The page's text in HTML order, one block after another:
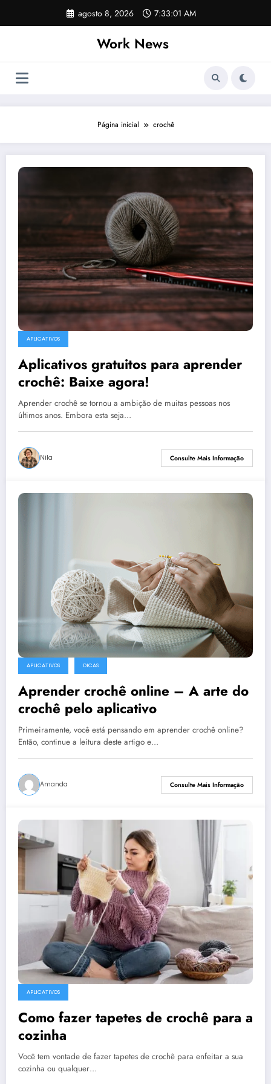
o
agosto 8, 2026 7:33:01 AM
Work News
Página inicial crochê
APLICATIVOS
Aplicativos gratuitos para aprender
crochê: Baixe agora!
Aprender crochê se tornou a ambição de muitas pessoas nos
últimos anos. Embora esta seja…
Nila Consulte Mais Informação
APLICATIVOS DICAS
Aprender crochê online – A arte do
crochê pelo aplicativo
Primeiramente, você está pensando em aprender crochê online?
Então, continue a leitura deste artigo e…
Amanda Consulte Mais Informação
APLICATIVOS
Como fazer tapetes de crochê para a
cozinha
Você tem vontade de fazer tapetes de crochê para enfeitar a sua
cozinha ou qualquer…